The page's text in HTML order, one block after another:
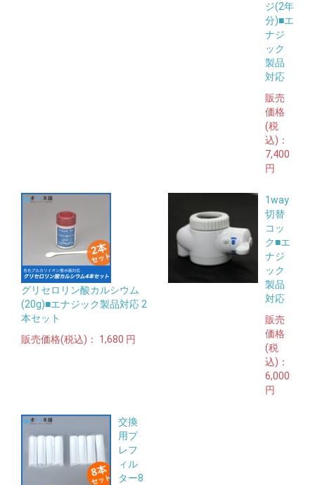
ジ(2年
分)■エ
ナジ
ック
製品
対応
販売
価格
(税
込)：
7,400
円
グリセロリン酸カルシウム
(20g)■エナジック製品対応 2
本セット
販売価格(税込)：
1,680 円
1way
切替
コッ
ク■エ
ナジ
ック
製品
対応
販売
価格
(税
込)：
6,000
円
交換
用プ
レフ
ィル
ター8